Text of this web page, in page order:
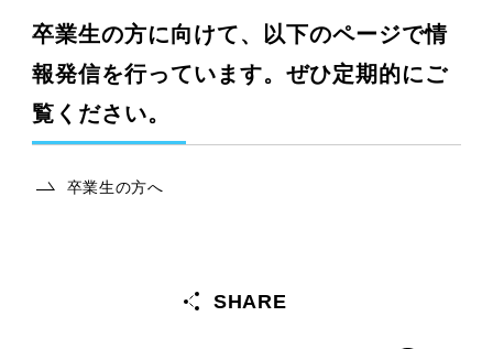
卒業生の方に向けて、以下のページで情
報発信を行っています。ぜひ定期的にご
覧ください。
卒業生の方へ
SHARE